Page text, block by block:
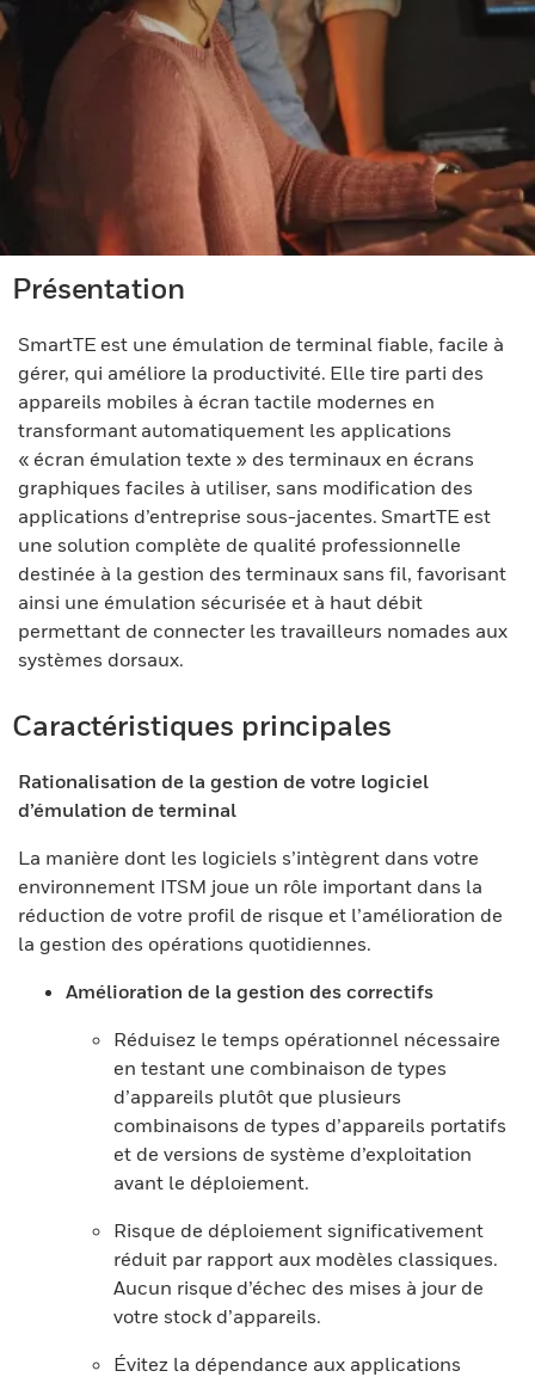
Présentation
SmartTE est une émulation de terminal fiable, facile à
gérer, qui améliore la productivité. Elle tire parti des
appareils mobiles à écran tactile modernes en
transformant automatiquement les applications
« écran émulation texte » des terminaux en écrans
graphiques faciles à utiliser, sans modification des
applications d’entreprise sous-jacentes. SmartTE est
une solution complète de qualité professionnelle
destinée à la gestion des terminaux sans fil, favorisant
ainsi une émulation sécurisée et à haut débit
permettant de connecter les travailleurs nomades aux
systèmes dorsaux.
Caractéristiques principales
Rationalisation de la gestion de votre logiciel
d’émulation de terminal
La manière dont les logiciels s’intègrent dans votre
environnement ITSM joue un rôle important dans la
réduction de votre profil de risque et l’amélioration de
la gestion des opérations quotidiennes.
Amélioration de la gestion des correctifs
Réduisez le temps opérationnel nécessaire
en testant une combinaison de types
d’appareils plutôt que plusieurs
combinaisons de types d’appareils portatifs
et de versions de système d’exploitation
avant le déploiement.
Risque de déploiement significativement
réduit par rapport aux modèles classiques.
Aucun risque d’échec des mises à jour de
votre stock d’appareils.
Évitez la dépendance aux applications